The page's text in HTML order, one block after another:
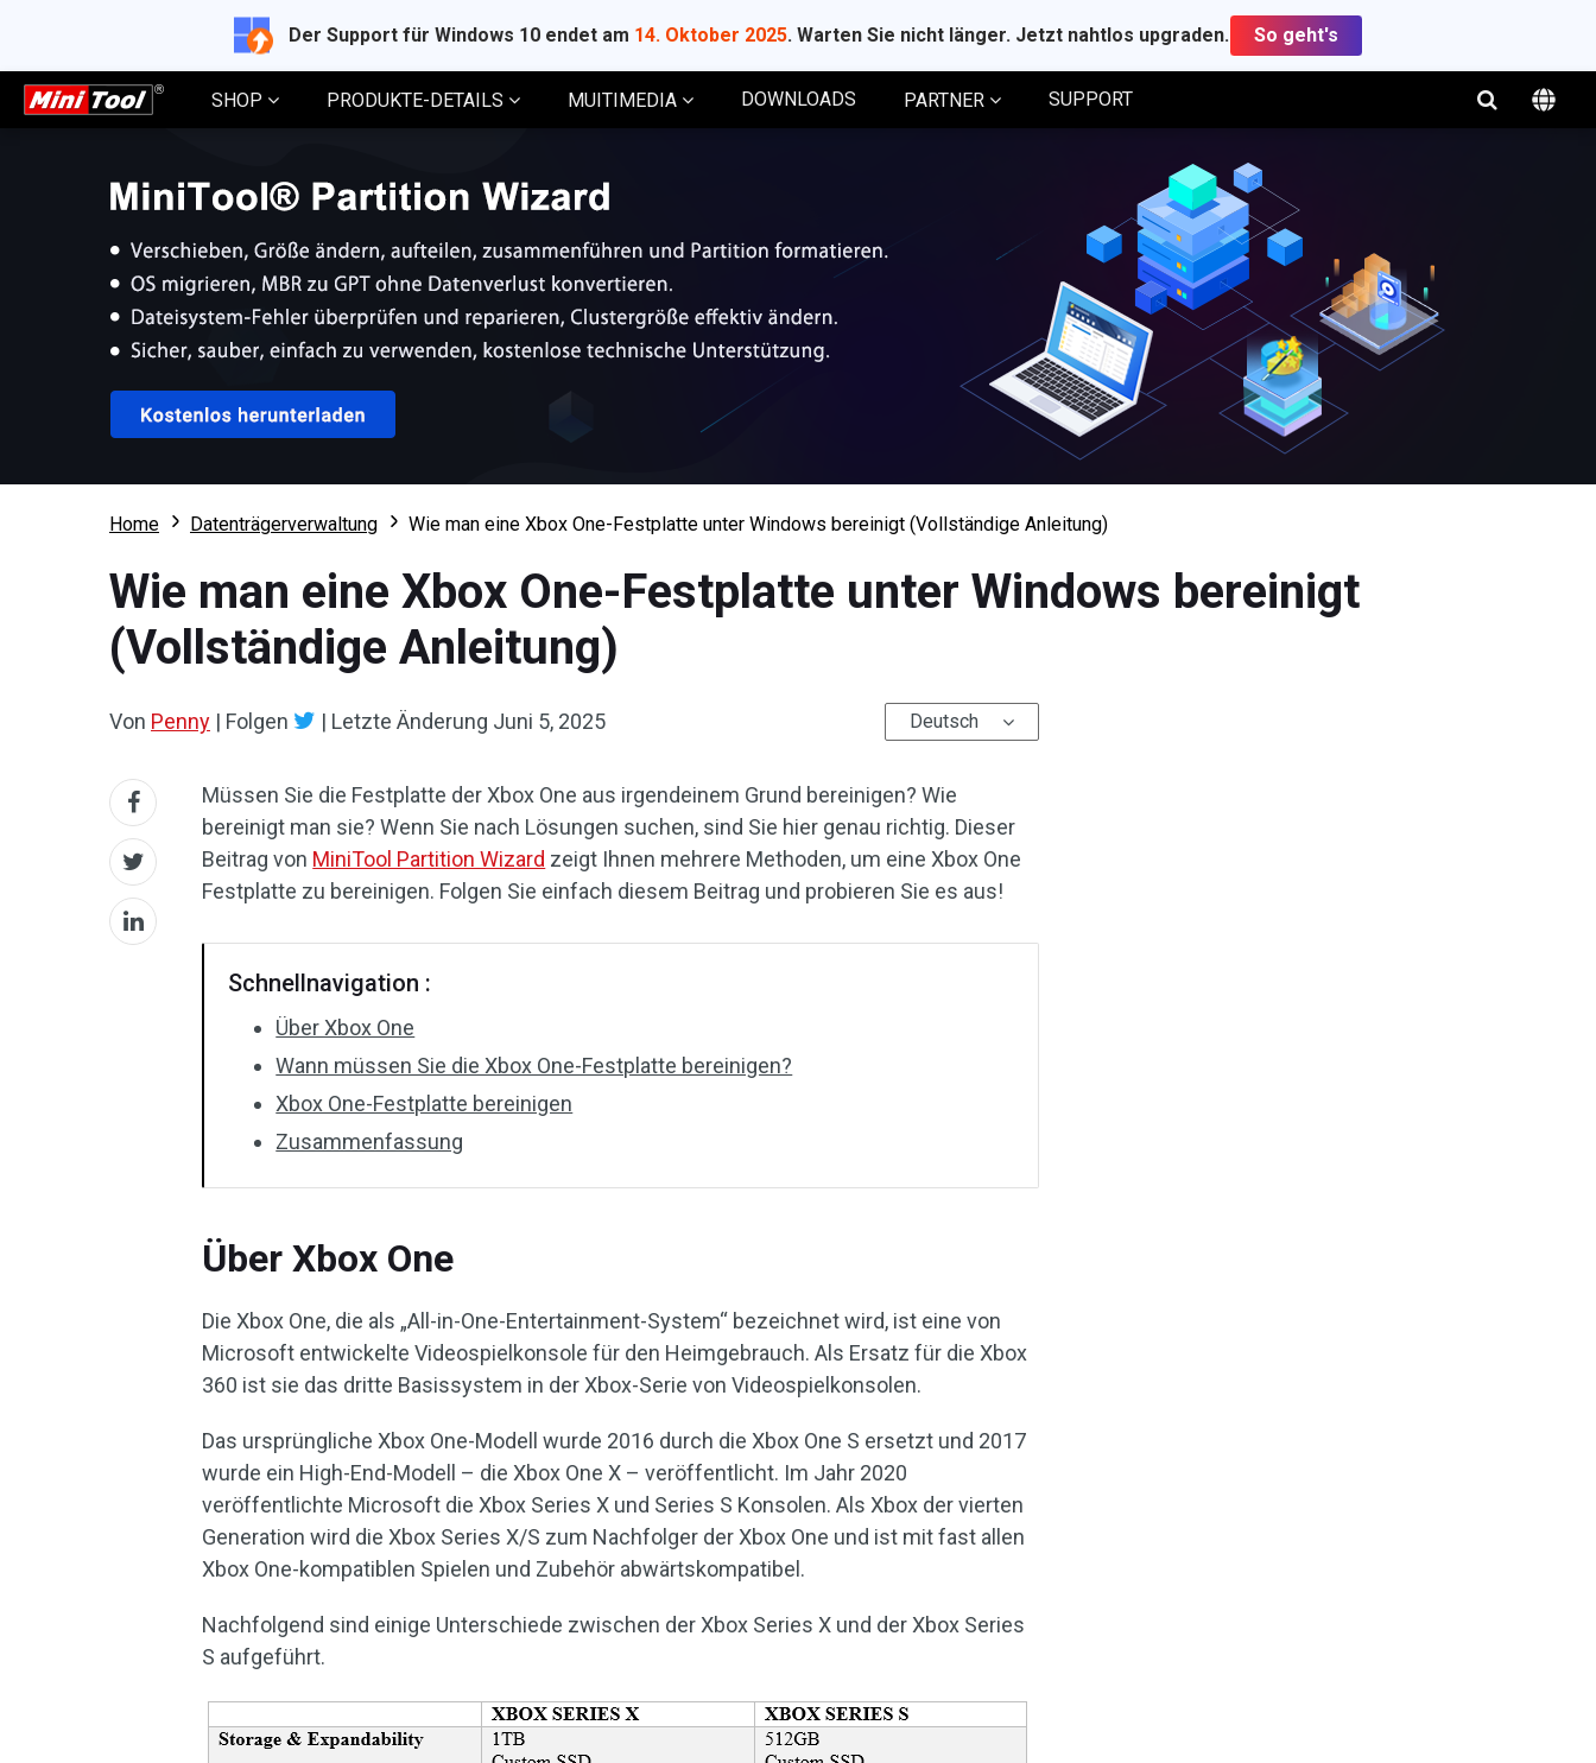
Der Support für Windows 10 endet am 14. Oktober 2025. Warten Sie nicht länger. Jetzt nahtlos upgraden. So geht's
SHOP PRODUKTE-DETAILS MUITIMEDIA DOWNLOADS PARTNER SUPPORT
Home Datenträgerverwaltung Wie man eine Xbox One-Festplatte unter Windows bereinigt (Vollständige Anleitung)
Wie man eine Xbox One-Festplatte unter Windows bereinigt
(Vollständige Anleitung)
Von Penny | Folgen | Letzte Änderung Juni 5, 2025 Deutsch
Müssen Sie die Festplatte der Xbox One aus irgendeinem Grund bereinigen? Wie
bereinigt man sie? Wenn Sie nach Lösungen suchen, sind Sie hier genau richtig. Dieser
Beitrag von MiniTool Partition Wizard zeigt Ihnen mehrere Methoden, um eine Xbox One
Festplatte zu bereinigen. Folgen Sie einfach diesem Beitrag und probieren Sie es aus!
Schnellnavigation :
Über Xbox One
Wann müssen Sie die Xbox One-Festplatte bereinigen?
Xbox One-Festplatte bereinigen
Zusammenfassung
Über Xbox One
Die Xbox One, die als „All-in-One-Entertainment-System“ bezeichnet wird, ist eine von
Microsoft entwickelte Videospielkonsole für den Heimgebrauch. Als Ersatz für die Xbox
360 ist sie das dritte Basissystem in der Xbox-Serie von Videospielkonsolen.
Das ursprüngliche Xbox One-Modell wurde 2016 durch die Xbox One S ersetzt und 2017
wurde ein High-End-Modell – die Xbox One X – veröffentlicht. Im Jahr 2020
veröffentlichte Microsoft die Xbox Series X und Series S Konsolen. Als Xbox der vierten
Generation wird die Xbox Series X/S zum Nachfolger der Xbox One und ist mit fast allen
Xbox One-kompatiblen Spielen und Zubehör abwärtskompatibel.
Nachfolgend sind einige Unterschiede zwischen der Xbox Series X und der Xbox Series
S aufgeführt.